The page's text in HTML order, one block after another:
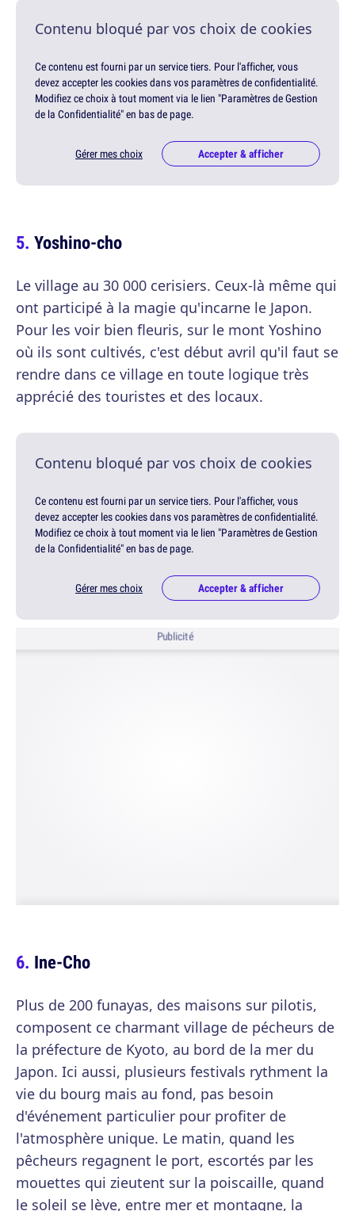
Contenu bloqué par vos choix de cookies
Ce contenu est fourni par un service tiers. Pour l'afficher, vous
devez accepter les cookies dans vos paramètres de confidentialité.
Modifiez ce choix à tout moment via le lien "Paramètres de Gestion
de la Confidentialité" en bas de page.
Gérer mes choix Accepter & afficher
Yoshino-cho
Le village au 30 000 cerisiers. Ceux-là même qui
ont participé à la magie qu'incarne le Japon.
Pour les voir bien fleuris, sur le mont Yoshino
où ils sont cultivés, c'est début avril qu'il faut se
rendre dans ce village en toute logique très
apprécié des touristes et des locaux.
Contenu bloqué par vos choix de cookies
Ce contenu est fourni par un service tiers. Pour l'afficher, vous
devez accepter les cookies dans vos paramètres de confidentialité.
Modifiez ce choix à tout moment via le lien "Paramètres de Gestion
de la Confidentialité" en bas de page.
Gérer mes choix Accepter & afficher
Publicité
Ine-Cho
Plus de 200 funayas, des maisons sur pilotis,
composent ce charmant village de pécheurs de
la préfecture de Kyoto, au bord de la mer du
Japon. Ici aussi, plusieurs festivals rythment la
vie du bourg mais au fond, pas besoin
d'événement particulier pour profiter de
l'atmosphère unique. Le matin, quand les
pêcheurs regagnent le port, escortés par les
mouettes qui zieutent sur la poiscaille, quand
le soleil se lève, entre mer et montagne, la